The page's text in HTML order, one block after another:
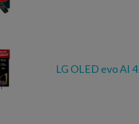
LG OLED evo AI